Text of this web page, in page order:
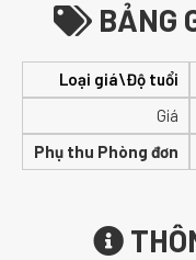
BẢNG
Loại giá\Độ tuổi
Giá
Phụ thu Phòng đơn